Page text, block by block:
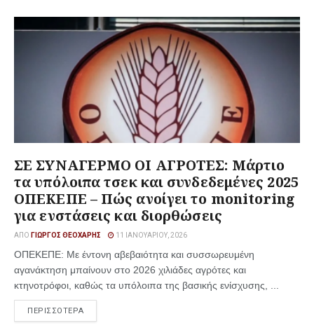
ΣΕ ΣΥΝΑΓΕΡΜΟ ΟΙ ΑΓΡΟΤΕΣ: Μάρτιο
τα υπόλοιπα τσεκ και συνδεδεμένες 2025
ΟΠΕΚΕΠΕ – Πώς ανοίγει το monitoring
για ενστάσεις και διορθώσεις
ΑΠΌ ΓΙΏΡΓΟΣ ΘΕΟΧΆΡΗΣ 11 ΙΑΝΟΥΑΡΊΟΥ, 2026
ΟΠΕΚΕΠΕ: Με έντονη αβεβαιότητα και συσσωρευμένη
αγανάκτηση μπαίνουν στο 2026 χιλιάδες αγρότες και
κτηνοτρόφοι, καθώς τα υπόλοιπα της βασικής ενίσχυσης, ...
ΠΕΡΙΣΣΟΤΕΡΑ